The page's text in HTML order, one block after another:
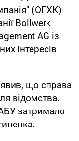
(ОГХК)
Bollwerk
AG із
інтересів
що справа
відомства.
затримало